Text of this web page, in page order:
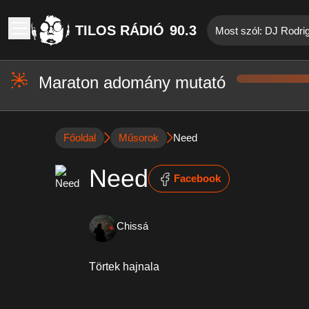
TILOS RÁDIÓ 90.3 Most szól: DJ
Maraton adomány mutató
Főoldal Műsorok Need
Need Facebook
Chissá
Törtek hajnala